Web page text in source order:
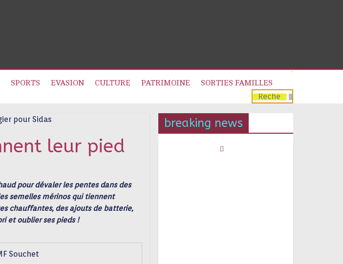
SPORTS EVASION CULTURE PATRIMOINE
SORTIES FAMILLES
leur pied
pour dévaler les pentes dans des
semelles mérinos qui tiennent
chauffantes, des ajouts de batterie,
et oublier ses pieds !
breaking news